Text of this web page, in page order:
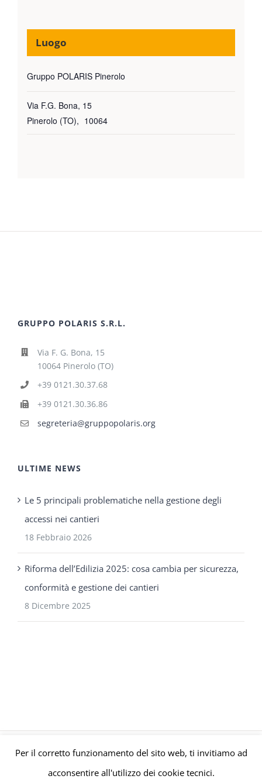
Luogo
Gruppo POLARIS Pinerolo
Via F.G. Bona, 15
Pinerolo (TO), 10064
GRUPPO POLARIS S.R.L.
Via F. G. Bona, 15
10064 Pinerolo (TO)
+39 0121.30.37.68
+39 0121.30.36.86
segreteria@gruppopolaris.org
ULTIME NEWS
Le 5 principali problematiche nella gestione degli
accessi nei cantieri
18 Febbraio 2026
Riforma dell’Edilizia 2025: cosa cambia per sicurezza,
conformità e gestione dei cantieri
8 Dicembre 2025
© Gruppo Polaris P.IVA C.F. Iscriz. CCIAA 08671820010 |Privacy e
Cookie Policy | Powered bymeltingmedia.it
Per il corretto funzionamento del sito web, ti invitiamo ad
acconsentire all'utilizzo dei cookie tecnici.